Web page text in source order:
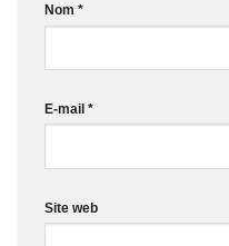
Nom *
E-mail *
Site web